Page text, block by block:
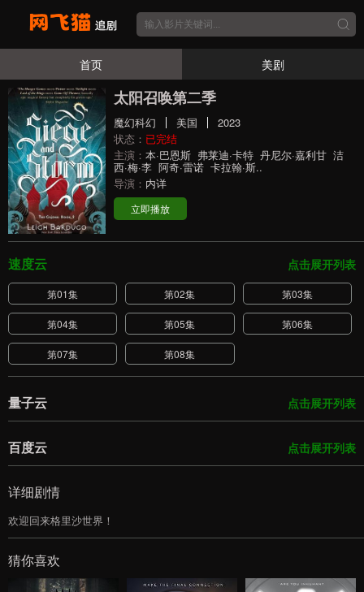
首页 美剧
太阳召唤第二季
魔幻科幻 美国
2023
状态： 已完结
主演： 本·巴恩斯 弗莱迪·卡特 丹尼尔·嘉利甘 洁
西·梅·李 阿奇·雷诺 卡拉翰·斯..
导演： 内详
立即播放
点击展开列表
速度云
第01集 第02集 第03集
第04集 第05集 第06集
第07集 第08集
点击展开列表
量子云
点击展开列表
百度云
详细剧情
欢迎回来格里沙世界！
猜你喜欢